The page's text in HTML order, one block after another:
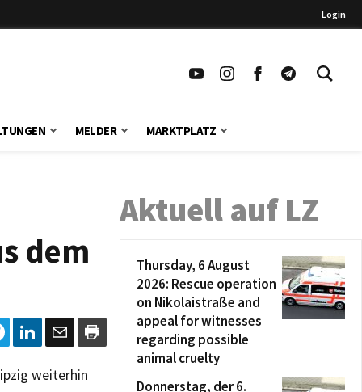
Login
MELDER MARKTPLATZ
dem
weiterhin
Aktuell auf LZ
Thursday, 6 August
2026: Rescue operation
on Nikolaistraße and
appeal for witnesses
regarding possible
animal cruelty
Donnerstag, der 6.